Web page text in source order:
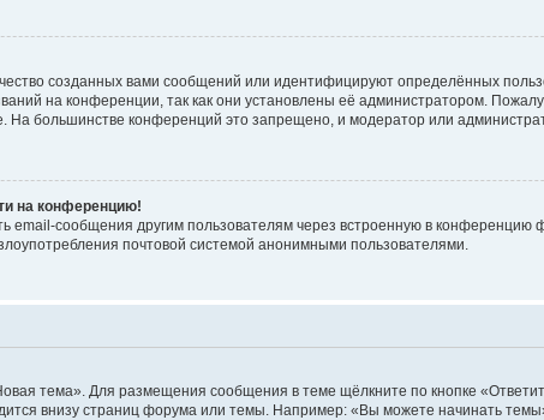
созданных вами сообщений или идентифицируют определённых
на конференции, так как они установлены её администратором.
На большинстве конференций это запрещено, и модератор или
на конференцию!
email-сообщения другим пользователям через встроенную в конференцию
почтовой системой анонимными пользователями.
тема». Для размещения сообщения в теме щёлкните по кнопке
внизу страниц форума или темы. Например: «Вы можете начинать